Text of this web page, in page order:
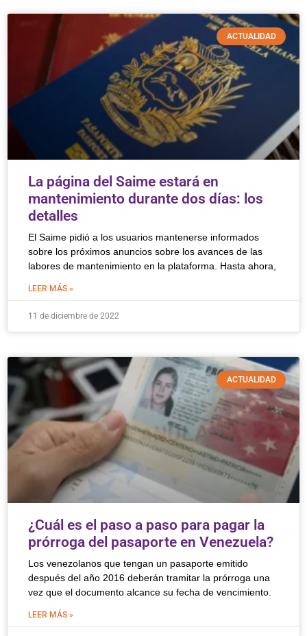
ACTUALIDAD
La página del Saime estará en
mantenimiento durante dos días: los
detalles
El Saime pidió a los usuarios mantenerse informados
sobre los próximos anuncios sobre los avances de las
labores de mantenimiento en la plataforma. Hasta ahora,
LEER MÁS »
11 de diciembre de 2022
ACTUALIDAD
¿Cuál es el paso a paso para pagar la
prórroga del pasaporte en Venezuela?
Los venezolanos que tengan un pasaporte emitido
después del año 2016 deberán tramitar la prórroga una
vez que el documento alcance su fecha de vencimiento.
LEER MÁS »